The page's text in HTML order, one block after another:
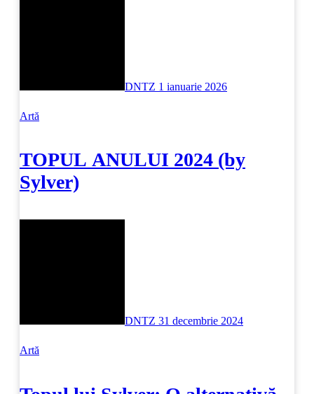
DNTZ 1 ianuarie 2026
Artă
TOPUL ANULUI 2024 (by
Sylver)
DNTZ 31 decembrie 2024
Artă